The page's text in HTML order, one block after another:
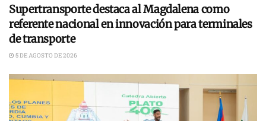
Supertransporte destaca al Magdalena como
referente nacional en innovación para terminales
de transporte
5 DE AGOSTO DE 2026